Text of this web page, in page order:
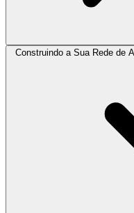
Construindo a Sua Rede de